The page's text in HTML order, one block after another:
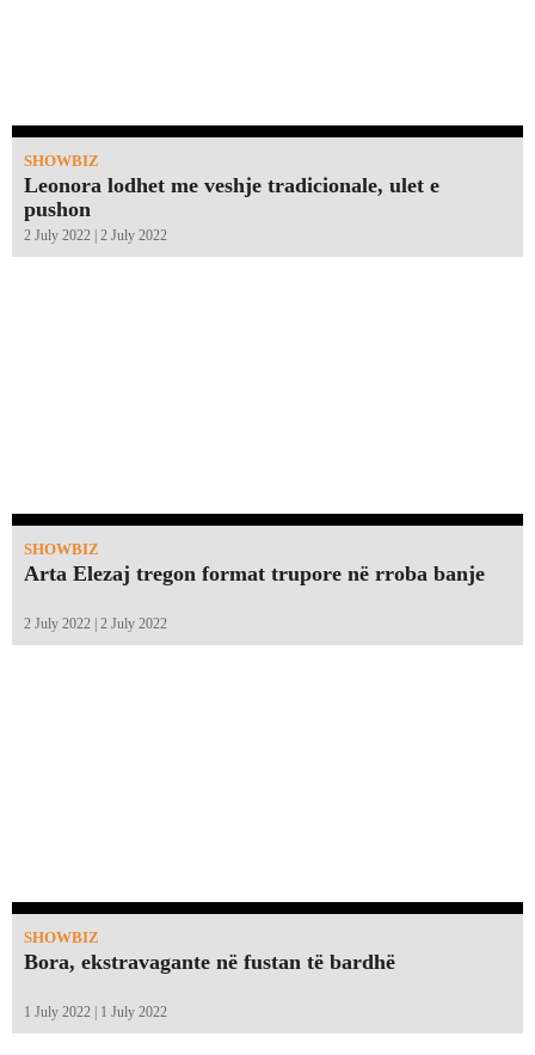
SHOWBIZ
Leonora lodhet me veshje tradicionale, ulet e
pushon
2 July 2022 | 2 July 2022
SHOWBIZ
Arta Elezaj tregon format trupore në rroba banje
2 July 2022 | 2 July 2022
SHOWBIZ
Bora, ekstravagante në fustan të bardhë
1 July 2022 | 1 July 2022